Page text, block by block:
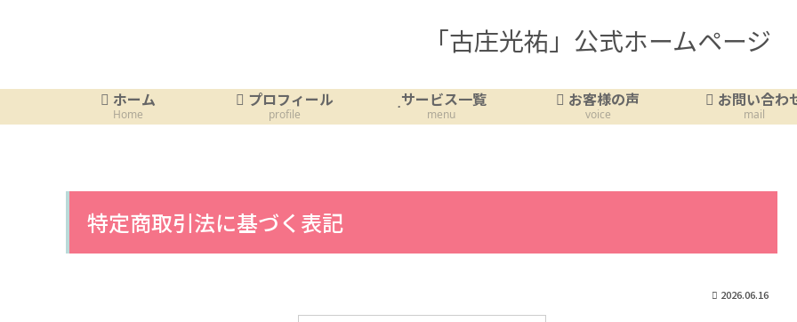
「古庄光祐」公式ホームページ
ホーム
Home
プロフィール
profile
サービス一覧
menu
お客様の声
voice
お問い合わ
mail
特定商取引法に基づく表記
2026.06.16